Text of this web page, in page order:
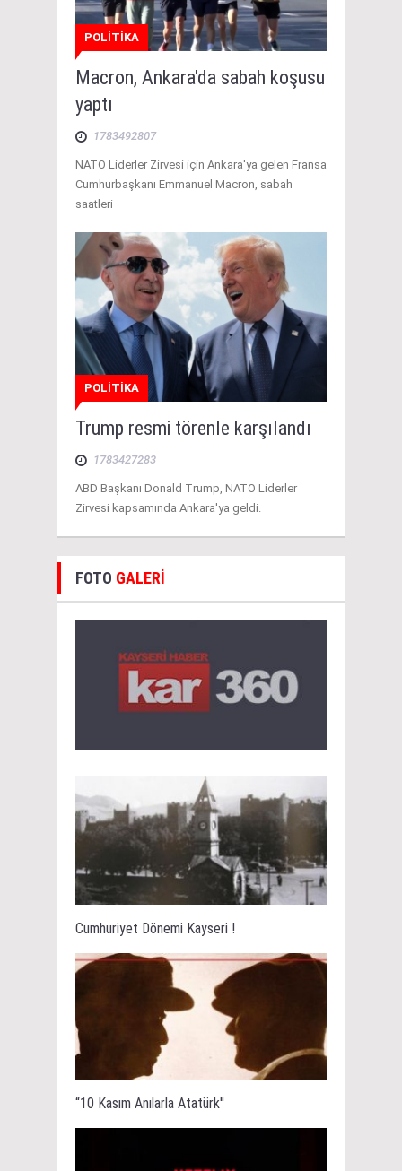
POLİTİKA
Macron, Ankara'da sabah koşusu
yaptı
1783492807
NATO Liderler Zirvesi için Ankara'ya gelen Fransa
Cumhurbaşkanı Emmanuel Macron, sabah
saatleri
POLİTİKA
Trump resmi törenle karşılandı
1783427283
ABD Başkanı Donald Trump, NATO Liderler
Zirvesi kapsamında Ankara'ya geldi.
FOTO GALERİ
Cumhuriyet Dönemi Kayseri !
“10 Kasım Anılarla Atatürk''